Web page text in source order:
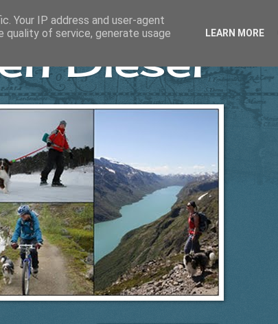
Diesel
Your IP address and user-agent
quality of service, generate usage
LEARN MORE